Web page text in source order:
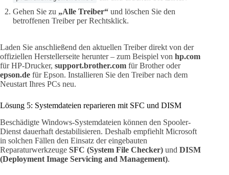
Gehen Sie zu „Alle Treiber“ und löschen Sie den
betroffenen Treiber per Rechtsklick.
Laden Sie anschließend den aktuellen Treiber direkt von der
offiziellen Herstellerseite herunter – zum Beispiel von hp.com
für HP-Drucker, support.brother.com für Brother oder
epson.de für Epson. Installieren Sie den Treiber nach dem
Neustart Ihres PCs neu.
Lösung 5: Systemdateien reparieren mit SFC und DISM
Beschädigte Windows-Systemdateien können den Spooler-
Dienst dauerhaft destabilisieren. Deshalb empfiehlt Microsoft
in solchen Fällen den Einsatz der eingebauten
Reparaturwerkzeuge SFC (System File Checker) und DISM
(Deployment Image Servicing and Management).